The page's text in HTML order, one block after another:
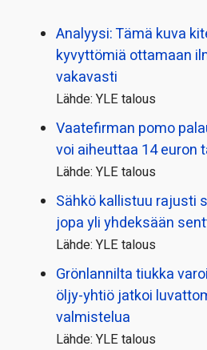
Analyysi: Tämä kuva
kyvyttömiä ottamaan
vakavasti
Lähde: YLE talous
Vaatefirman pomo
voi aiheuttaa 14 euron
Lähde: YLE talous
Sähkö kallistuu rajusti
jopa yli yhdeksään
Lähde: YLE talous
Grönlannilta tiukka
öljy-yhtiö jatkoi
valmistelua
Lähde: YLE talous